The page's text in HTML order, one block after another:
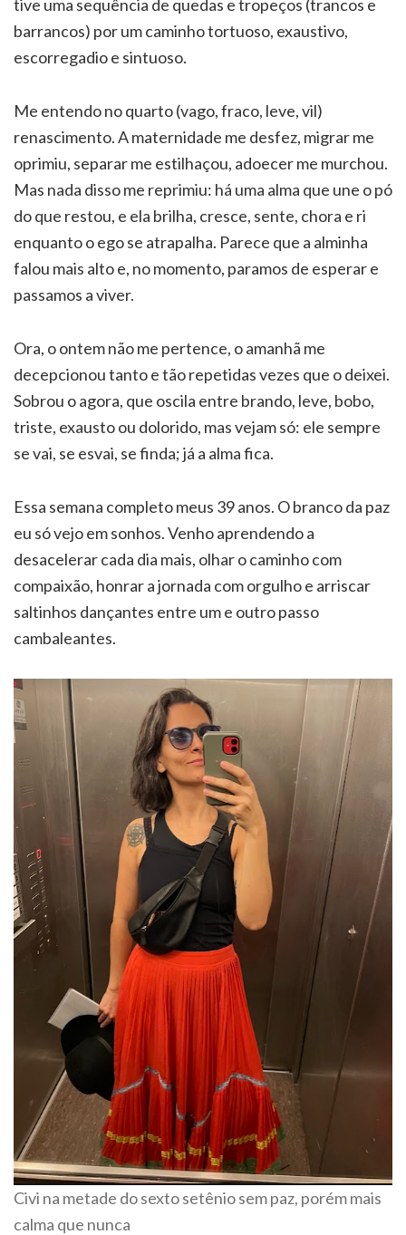
tive uma sequência de quedas e tropeços (trancos e
barrancos) por um caminho tortuoso, exaustivo,
escorregadio e sintuoso.
Me entendo no quarto (vago, fraco, leve, vil)
renascimento. A maternidade me desfez, migrar me
oprimiu, separar me estilhaçou, adoecer me murchou.
Mas nada disso me reprimiu: há uma alma que une o pó
do que restou, e ela brilha, cresce, sente, chora e ri
enquanto o ego se atrapalha. Parece que a alminha
falou mais alto e, no momento, paramos de esperar e
passamos a viver.
Ora, o ontem não me pertence, o amanhã me
decepcionou tanto e tão repetidas vezes que o deixei.
Sobrou o agora, que oscila entre brando, leve, bobo,
triste, exausto ou dolorido, mas vejam só: ele sempre
se vai, se esvai, se finda; já a alma fica.
Essa semana completo meus 39 anos. O branco da paz
eu só vejo em sonhos. Venho aprendendo a
desacelerar cada dia mais, olhar o caminho com
compaixão, honrar a jornada com orgulho e arriscar
saltinhos dançantes entre um e outro passo
cambaleantes.
Civi na metade do sexto setênio sem paz, porém mais
calma que nunca